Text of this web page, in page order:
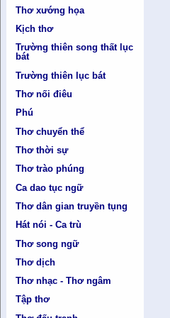
Thơ xướng họa
Kịch thơ
Trường thiên song thất lục
bát
Trường thiên lục bát
Thơ nối điêu
Phú
Thơ chuyển thể
Thơ thời sự
Thơ trào phúng
Ca dao tục ngữ
Thơ dân gian truyền tụng
Hát nói - Ca trù
Thơ song ngữ
Thơ dịch
Thơ nhạc - Thơ ngâm
Tập thơ